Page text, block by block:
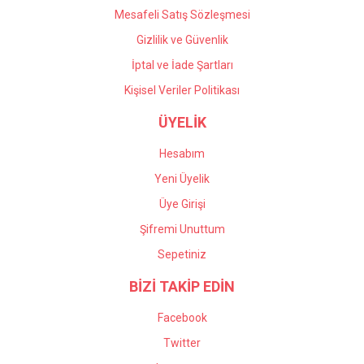
Mesafeli Satış Sözleşmesi
Gizlilik ve Güvenlik
İptal ve İade Şartları
Kişisel Veriler Politikası
ÜYELİK
Hesabım
Yeni Üyelik
Üye Girişi
Şifremi Unuttum
Sepetiniz
BİZİ TAKİP EDİN
Facebook
Twitter